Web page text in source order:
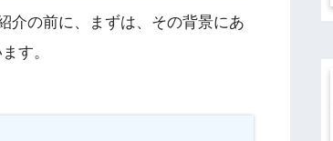
介の前に、まずは、その背景にあ
す。